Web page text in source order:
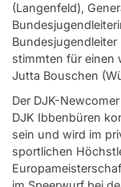
(Langenfeld),
Bundesjugendleiter
stimmten für einen
Jutta Bouschen
Der DJK-
DJK Ibbenbüren
sein und wird im
sportlichen